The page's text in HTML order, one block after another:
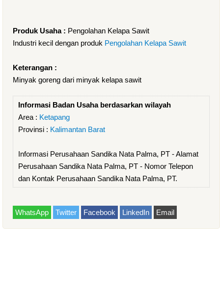
Produk Usaha : Pengolahan Kelapa Sawit
Industri kecil dengan produk Pengolahan Kelapa Sawit
Keterangan :
Minyak goreng dari minyak kelapa sawit
Informasi Badan Usaha berdasarkan wilayah
Area : Ketapang
Provinsi : Kalimantan Barat
Informasi Perusahaan Sandika Nata Palma, PT - Alamat
Perusahaan Sandika Nata Palma, PT - Nomor Telepon
dan Kontak Perusahaan Sandika Nata Palma, PT.
WhatsApp Twitter Facebook LinkedIn Email